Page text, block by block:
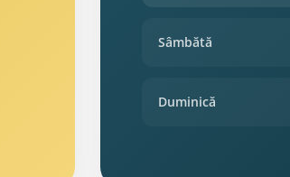
Sâmbătă
Duminică